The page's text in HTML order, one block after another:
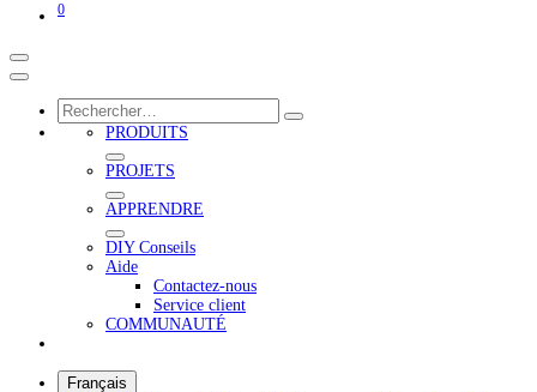
0
PRODUITS
PROJETS
APPRENDRE
DIY Conseils
Aide
Contactez-nous
Service client
COMMUNAUTÉ
Français